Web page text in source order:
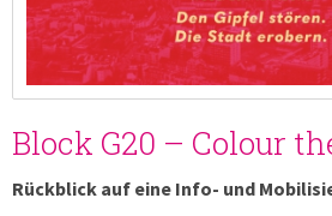
Block G20 – Colour
Rückblick auf eine Info- und